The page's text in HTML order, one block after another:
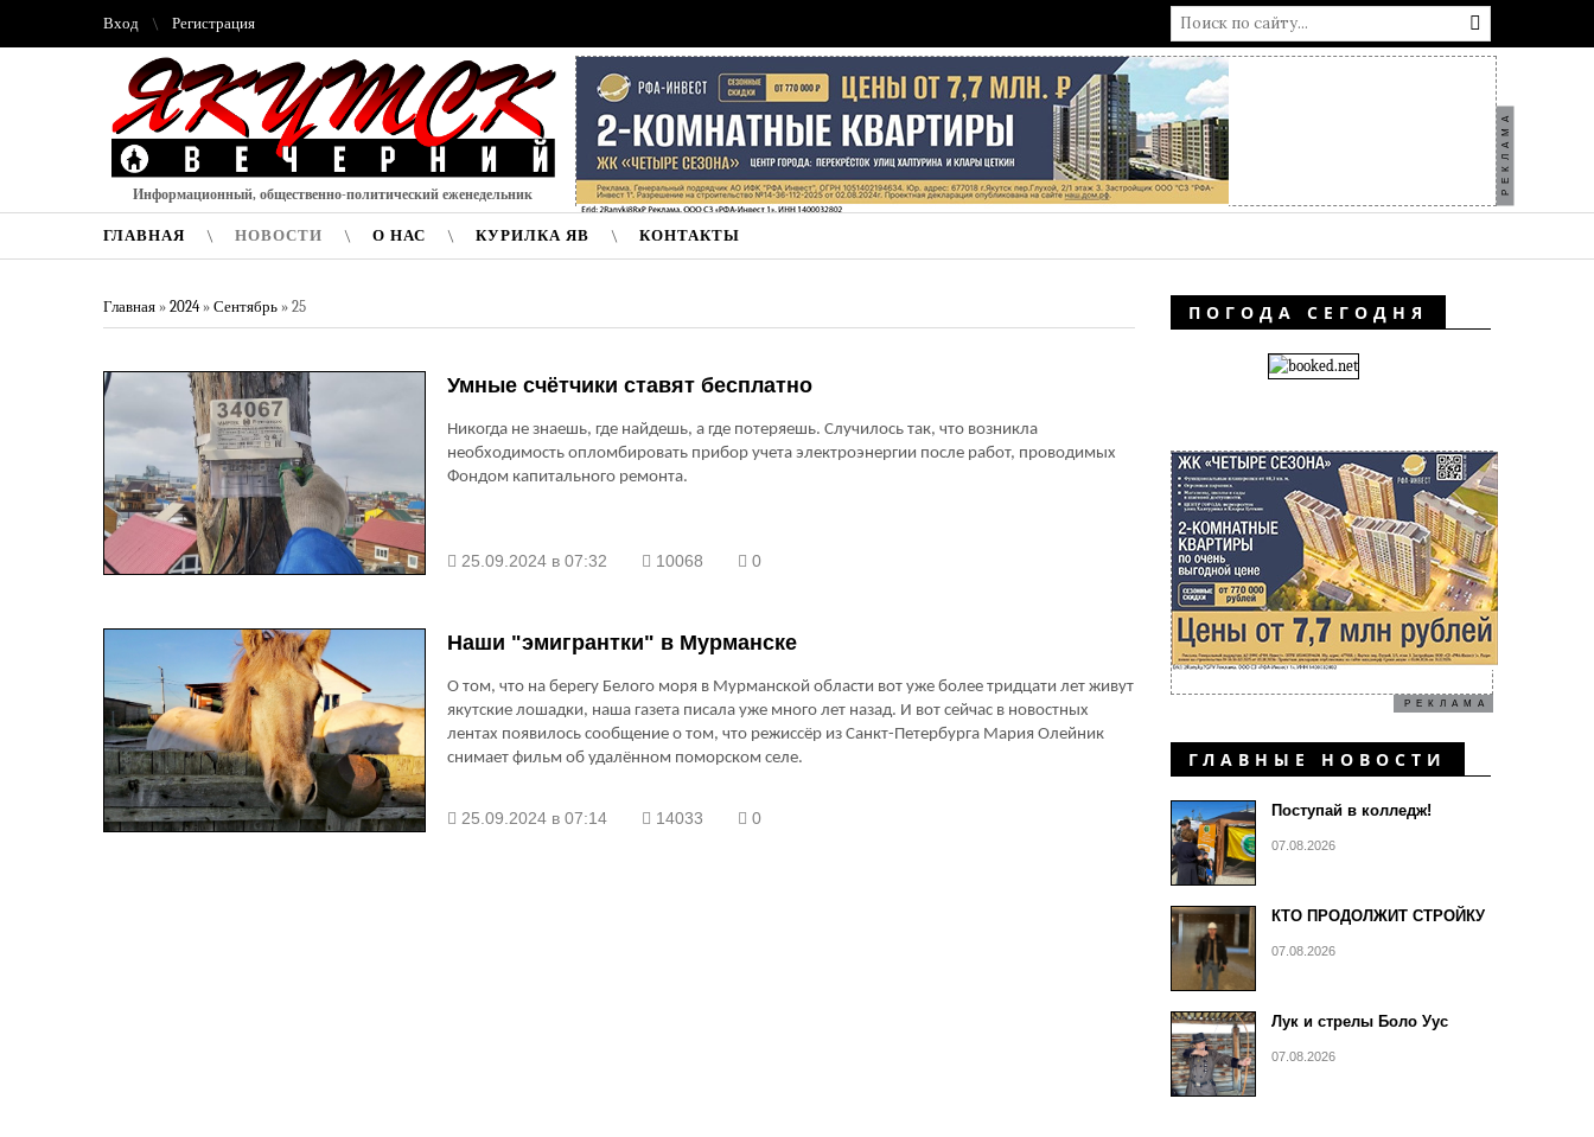
Вход Регистрация
Информационный, общественно-политический еженедельник РЕКЛАМА
ГЛАВНАЯ НОВОСТИ О НАС КУРИЛКА ЯВ КОНТАКТЫ
Главная » 2024 » Сентябрь » 25
Умные счётчики ставят бесплатно
Никогда не знаешь, где найдешь, а где потеряешь. Случилось так, что возникла
необходимость опломбировать прибор учета электроэнергии после работ, проводимых
Фондом капитального ремонта.
25.09.2024 в 07:32 10068 0
Наши "эмигрантки" в Мурманске
О том, что на берегу Белого моря в Мурманской области вот уже более тридцати лет живут
якутские лошадки, наша газета писала уже много лет назад. И вот сейчас в новостных
лентах появилось сообщение о том, что режиссёр из Санкт-Петербурга Мария Олейник
снимает фильм об удалённом поморском селе.
25.09.2024 в 07:14 14033 0
ПОГОДА СЕГОДНЯ
РЕКЛАМА
ГЛАВНЫЕ НОВОСТИ
Поступай в колледж!
07.08.2026
КТО ПРОДОЛЖИТ СТРОЙКУ
07.08.2026
Лук и стрелы Боло Уус
07.08.2026